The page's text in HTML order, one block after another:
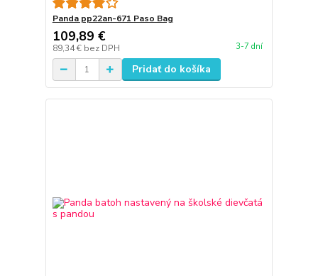
Panda pp22an-671 Paso Bag
109,89 €
89,34 € bez DPH 3-7 dní
Pridať do košíka